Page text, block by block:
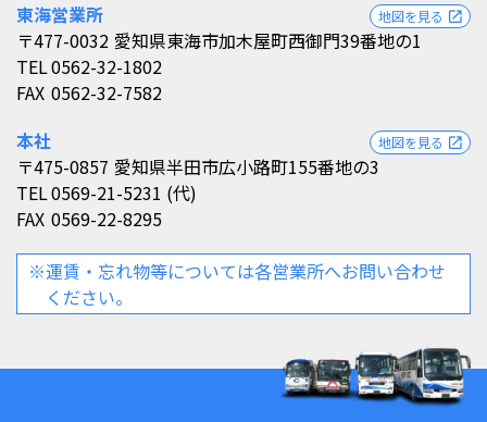
東海営業所
〒477-0032 愛知県東海市加木屋町西御門39番地の1
地図を見る open_in_new
TEL0562-32-1802
FAX 0562-32-7582
本社
〒475-0857 愛知県半田市広小路町155番地の3
地図を見る open_in_new
TEL0569-21-5231 (代)
FAX 0569-22-8295
※運賃・忘れ物等については各営業所へお問い合わせ
ください。